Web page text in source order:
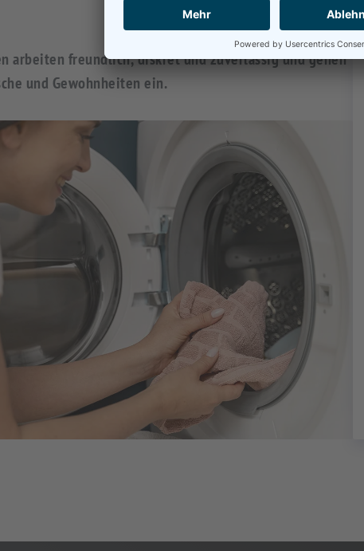
arbeiten freundlich, diskret und zuverlässig und gehen
und Gewohnheiten ein.